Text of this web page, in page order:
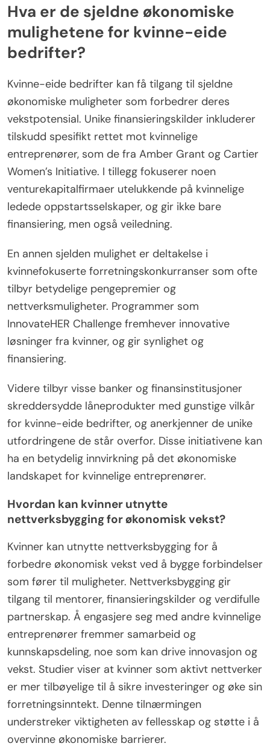
Hva er de sjeldne økonomiske
mulighetene for kvinne-eide
bedrifter?
Kvinne-eide bedrifter kan få tilgang til sjeldne
økonomiske muligheter som forbedrer deres
vekstpotensial. Unike finansieringskilder inkluderer
tilskudd spesifikt rettet mot kvinnelige
entreprenører, som de fra Amber Grant og Cartier
Women’s Initiative. I tillegg fokuserer noen
venturekapitalfirmaer utelukkende på kvinnelige
ledede oppstartsselskaper, og gir ikke bare
finansiering, men også veiledning.
En annen sjelden mulighet er deltakelse i
kvinnefokuserte forretningskonkurranser som ofte
tilbyr betydelige pengepremier og
nettverksmuligheter. Programmer som
InnovateHER Challenge fremhever innovative
løsninger fra kvinner, og gir synlighet og
finansiering.
Videre tilbyr visse banker og finansinstitusjoner
skreddersydde låneprodukter med gunstige vilkår
for kvinne-eide bedrifter, og anerkjenner de unike
utfordringene de står overfor. Disse initiativene kan
ha en betydelig innvirkning på det økonomiske
landskapet for kvinnelige entreprenører.
Hvordan kan kvinner utnytte
nettverksbygging for økonomisk vekst?
Kvinner kan utnytte nettverksbygging for å
forbedre økonomisk vekst ved å bygge forbindelser
som fører til muligheter. Nettverksbygging gir
tilgang til mentorer, finansieringskilder og verdifulle
partnerskap. Å engasjere seg med andre kvinnelige
entreprenører fremmer samarbeid og
kunnskapsdeling, noe som kan drive innovasjon og
vekst. Studier viser at kvinner som aktivt nettverker
er mer tilbøyelige til å sikre investeringer og øke sin
forretningsinntekt. Denne tilnærmingen
understreker viktigheten av fellesskap og støtte i å
overvinne økonomiske barrierer.